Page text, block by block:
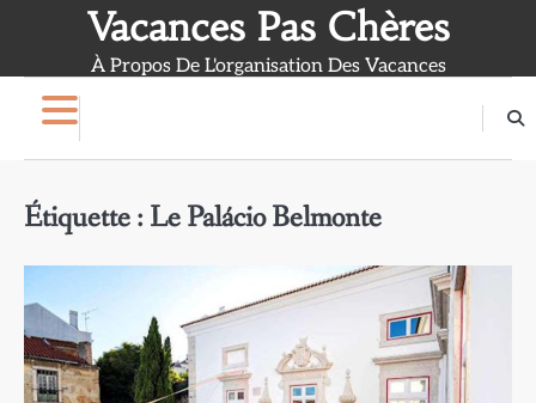
Vacances Pas Chères
À Propos De L'organisation Des Vacances
Étiquette : Le Palácio Belmonte